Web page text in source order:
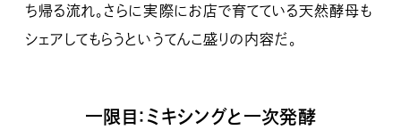
ち帰る流れ。さらに実際にお店で育てている天然酵母も
シェアしてもらうというてんこ盛りの内容だ。
一限目：ミキシングと一次発酵